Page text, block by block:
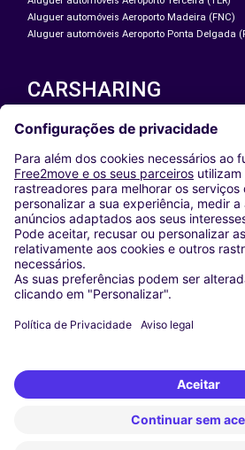
Aluguer automóveis Aeroporto Madeira (FNC)
Aluguer automóveis Aeroporto Ponta Delgada
CARSHARING
NOSSAS CIDADES
Washington DC
Milan
Rome
Turin
Vienna
Berlin
Cologne
Dusseldorf
Frankfurt
Munich